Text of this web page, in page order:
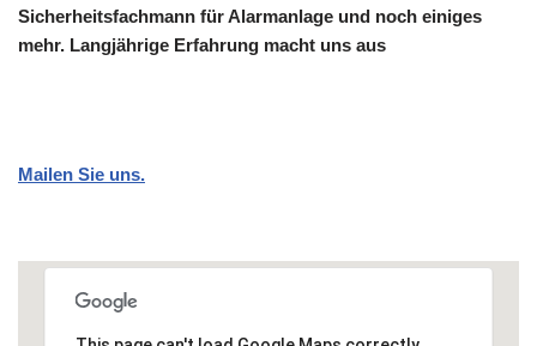
Sicherheitsfachmann für Alarmanlage und noch einiges
mehr. Langjährige Erfahrung macht uns aus
Mailen Sie uns.